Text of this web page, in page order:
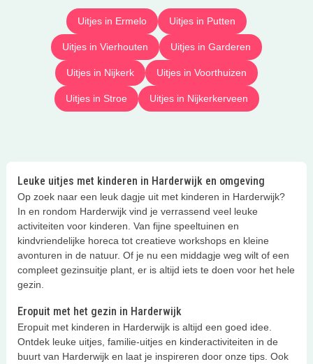
Uitjes in Ermelo Uitjes in Putten
Uitjes in Vierhouten Uitjes in Garderen
Uitjes in Nijkerk Uitjes in Voorthuizen
Uitjes in Stroe Uitjes in Nijkerkerveen
Leuke uitjes met kinderen in Harderwijk en omgeving
Op zoek naar een leuk dagje uit met kinderen in Harderwijk?
In en rondom Harderwijk vind je verrassend veel leuke
activiteiten voor kinderen. Van fijne speeltuinen en
kindvriendelijke horeca tot creatieve workshops en kleine
avonturen in de natuur. Of je nu een middagje weg wilt of een
compleet gezinsuitje plant, er is altijd iets te doen voor het hele
gezin.
Eropuit met het gezin in Harderwijk
Eropuit met kinderen in Harderwijk is altijd een goed idee.
Ontdek leuke uitjes, familie-uitjes en kinderactiviteiten in de
buurt van Harderwijk en laat je inspireren door onze tips. Ook